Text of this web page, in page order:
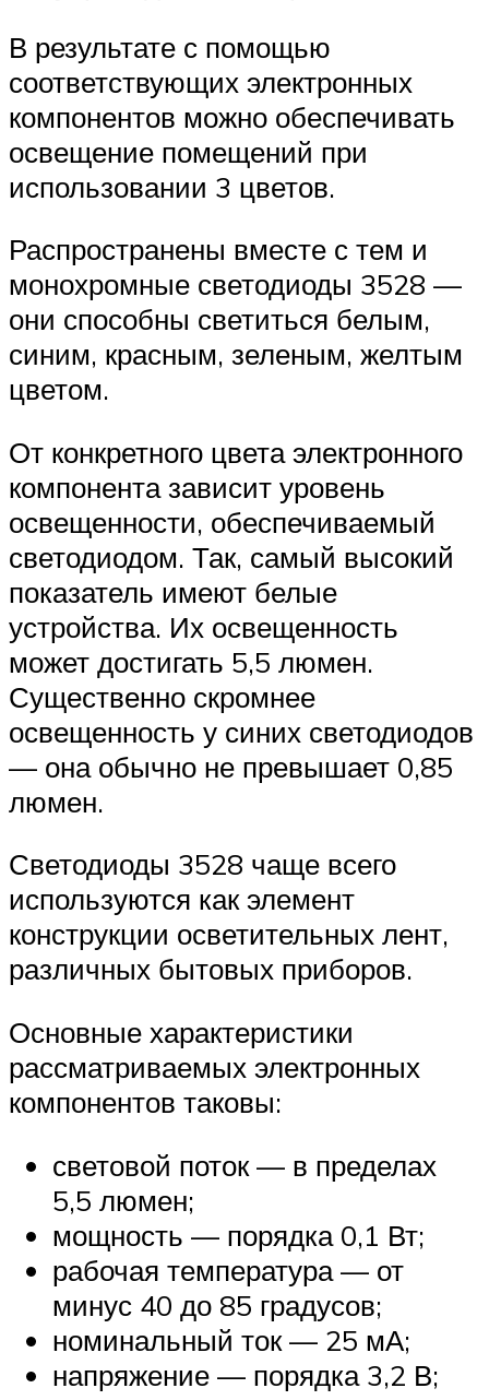
В результате с помощью
соответствующих электронных
компонентов можно обеспечивать
освещение помещений при
использовании 3 цветов.
Распространены вместе с тем и
монохромные светодиоды 3528 —
они способны светиться белым,
синим, красным, зеленым, желтым
цветом.
От конкретного цвета электронного
компонента зависит уровень
освещенности, обеспечиваемый
светодиодом. Так, самый высокий
показатель имеют белые
устройства. Их освещенность
может достигать 5,5 люмен.
Существенно скромнее
освещенность у синих светодиодов
— она обычно не превышает 0,85
люмен.
Светодиоды 3528 чаще всего
используются как элемент
конструкции осветительных лент,
различных бытовых приборов.
Основные характеристики
рассматриваемых электронных
компонентов таковы:
световой поток — в пределах
5,5 люмен;
мощность — порядка 0,1 Вт;
рабочая температура — от
минус 40 до 85 градусов;
номинальный ток — 25 мА;
напряжение — порядка 3,2 В;